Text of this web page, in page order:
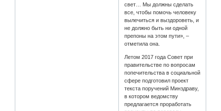
свет… Мы должны сделать
все, чтобы помочь человеку
вылечиться и выздороветь, и
не должно быть ни одной
препоны на этом пути», –
отметила она.
Летом 2017 года Совет при
правительстве по вопросам
попечительства в социальной
сфере подготовил проект
текста поручений Минздраву,
в котором ведомству
предлагается проработать